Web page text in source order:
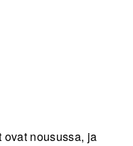
ovat nousussa, ja